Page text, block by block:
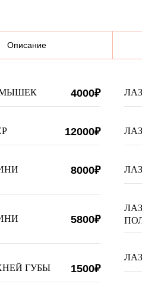
Описание
4000₽
12000₽
8000₽
5800₽
ГУБЫ 1500₽